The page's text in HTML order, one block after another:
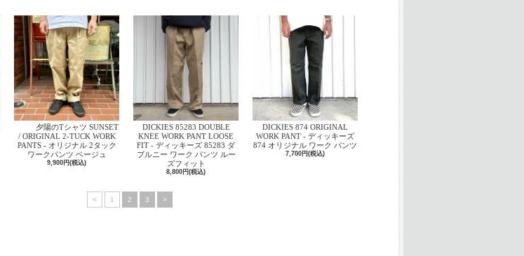
夕陽のTシャツ SUNSET
/ ORIGINAL 2-TUCK WORK
PANTS - オリジナル 2タック
ワークパンツ ベージュ
9,900円(税込)
DICKIES 85283 DOUBLE
KNEE WORK PANT LOOSE
FIT - ディッキーズ 85283 ダ
ブルニー ワーク パンツ ルー
ズフィット
8,800円(税込)
DICKIES 874 ORIGINAL
WORK PANT - ディッキーズ
874 オリジナル ワーク パンツ
7,700円(税込)
< 1 2 3 >